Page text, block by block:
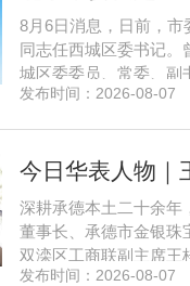
8月6日消息，日前，市
同志任西城区委书记。
城区委委员、常委、副
月，郅海杰任北京市西
记、区长。至此番履新
职研究生，中共党员。
发布时间：2026-08-07
深耕承德本土二十余年
董事长、承德市金银珠
双滦区工商联副主席王
制内从业者、玉石珠宝
发布时间：2026-08-07